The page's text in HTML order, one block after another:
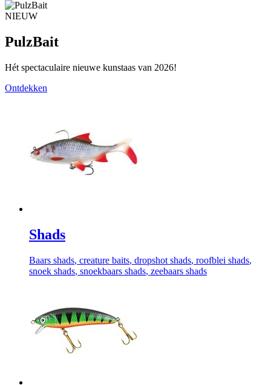
NIEUW
PulzBait
Hét spectaculaire nieuwe kunstaas van 2026!
Ontdekken
Shads
Baars shads, creature baits, dropshot shads, roofblei shads,
snoek shads, snoekbaars shads, zeebaars shads